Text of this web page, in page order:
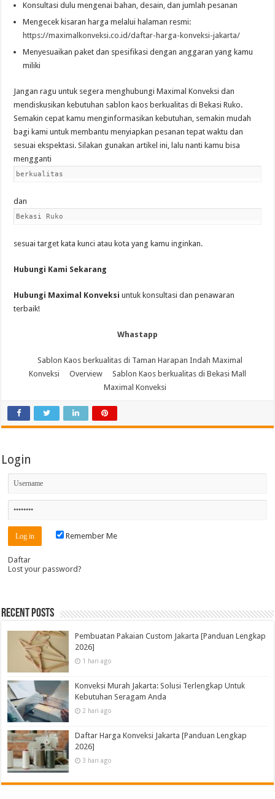
Konsultasi dulu mengenai bahan, desain, dan jumlah pesanan
Mengecek kisaran harga melalui halaman resmi:
https://maximalkonveksi.co.id/daftar-harga-konveksi-jakarta/
Menyesuaikan paket dan spesifikasi dengan anggaran yang kamu
miliki
Jangan ragu untuk segera menghubungi Maximal Konveksi dan
mendiskusikan kebutuhan sablon kaos berkualitas di Bekasi Ruko.
Semakin cepat kamu menginformasikan kebutuhan, semakin mudah
bagi kami untuk membantu menyiapkan pesanan tepat waktu dan
sesuai ekspektasi. Silakan gunakan artikel ini, lalu nanti kamu bisa
mengganti
berkualitas
dan
Bekasi Ruko
sesuai target kata kunci atau kota yang kamu inginkan.
Hubungi Kami Sekarang
Hubungi Maximal Konveksi untuk konsultasi dan penawaran
terbaik!
Whastapp
Sablon Kaos berkualitas di Taman Harapan Indah Maximal
Konveksi
Overview
Sablon Kaos berkualitas di Bekasi Mall
Maximal Konveksi
Login
Remember Me
Daftar
Lost your password?
Recent Posts
Pembuatan Pakaian Custom Jakarta [Panduan Lengkap
2026]
1 hari ago
Konveksi Murah Jakarta: Solusi Terlengkap Untuk
Kebutuhan Seragam Anda
2 hari ago
Daftar Harga Konveksi Jakarta [Panduan Lengkap
2026]
3 hari ago